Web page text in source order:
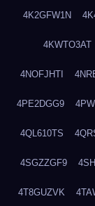
4K2GFW1N
4KWTO3AT
4NOFJHTI
4PE2DGG9
4QL610TS
4SGZZGF9
4T8GUZVK